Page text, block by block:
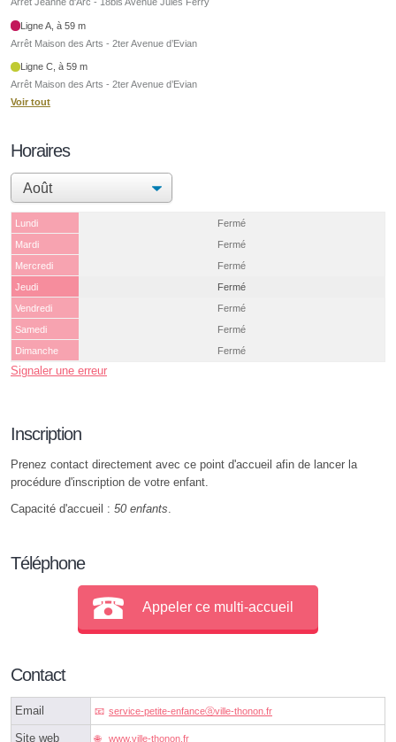
Ligne A, à 59 m
Arrêt Maison des Arts - 2ter Avenue d’Evian
Ligne C, à 59 m
Arrêt Maison des Arts - 2ter Avenue d’Evian
Voir tout
Horaires
Lundi
Fermé
Mardi
Fermé
Mercredi
Fermé
Jeudi
Fermé
Vendredi
Fermé
Samedi
Fermé
Dimanche
Fermé
Signaler une erreur
Inscription
Prenez contact directement avec ce point d'accueil afin de lancer la
procédure d'inscription de votre enfant.
Capacité d'accueil : 50 enfants
Téléphone
Appeler ce multi-accueil
Contact
Email service-petite-enfanceⓐville-thonon.fr
Site web www.ville-thonon.fr